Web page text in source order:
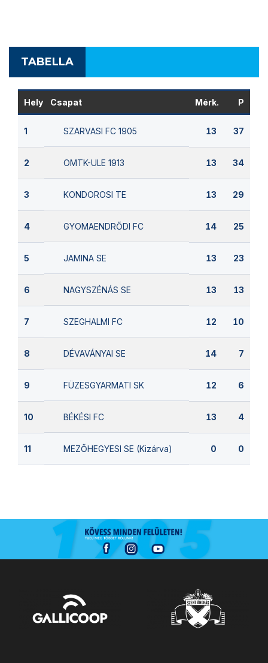
TABELLA
Hely Csapat Mérk. P
1 SZARVASI FC 1905 13 37
2 OMTK-ULE 1913 13 34
3 KONDOROSI TE 13 29
4 GYOMAENDRŐDI FC 14 25
5 JAMINA SE 13 23
6 NAGYSZÉNÁS SE 13 13
7 SZEGHALMI FC 12 10
8 DÉVAVÁNYAI SE 14 7
9 FÜZESGYARMATI SK 12 6
10 BÉKÉSI FC 13 4
11 MEZŐHEGYESI SE (Kizárva) 0 0